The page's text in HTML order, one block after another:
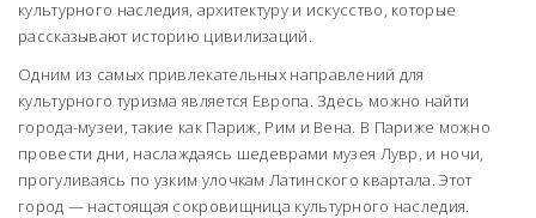
культурного наследия, архитектуру и искусство, которые
рассказывают историю цивилизаций.
Одним из самых привлекательных направлений для
культурного туризма является Европа. Здесь можно найти
города-музеи, такие как Париж, Рим и Вена. В Париже можно
провести дни, наслаждаясь шедеврами музея Лувр, и ночи,
прогуливаясь по узким улочкам Латинского квартала. Этот
город — настоящая сокровищница культурного наследия.